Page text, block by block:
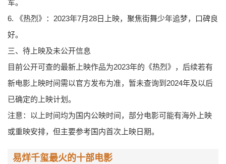
军。
6. 《热烈》：2023年7月28日上映，聚焦街舞少年追梦，口碑良
好。
三、待上映及未公开信息
目前公开可查的最新上映作品为2023年的《热烈》，后续若有
新电影上映时间需以官方发布为准，暂未查询到2024年及以后
已确定的上映计划。
注意：以上时间均为国内公映时间，部分电影可能有海外上映
或重映安排，但主要参考国内首次上映日期。
易烊千玺最火的十部电影